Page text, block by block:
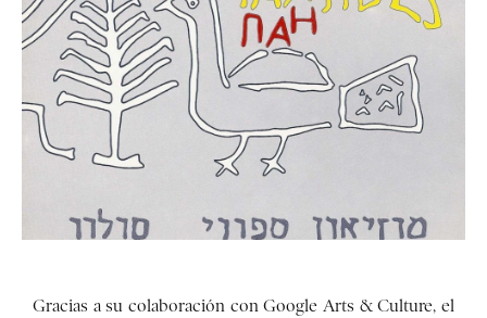
Gracias a su colaboración con Google Arts & Culture, el